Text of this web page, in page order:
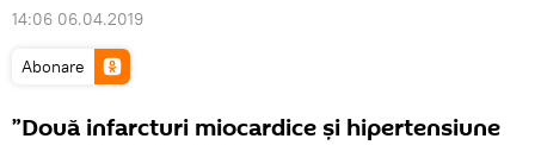
14:06 06.04.2019
Abonare
”Două infarcturi miocardice şi hipertensiune